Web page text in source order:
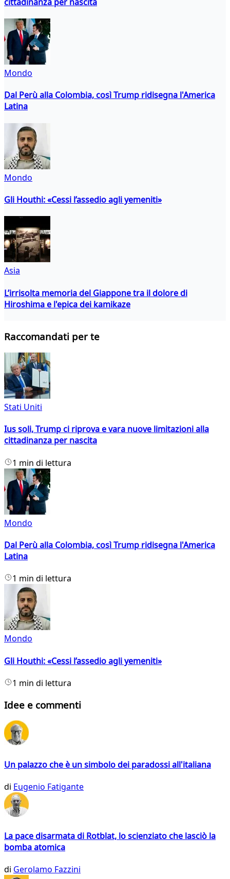
Mondo
Dal Perù alla Colombia, così Trump ridisegna l'America
Latina
Mondo
Gli Houthi: «Cessi l’assedio agli yemeniti»
Asia
L’irrisolta memoria del Giappone tra il dolore di
Hiroshima e l'epica dei kamikaze
Raccomandati per te
Stati Uniti
Ius soli, Trump ci riprova e vara nuove limitazioni alla
cittadinanza per nascita
1 min di lettura
Mondo
Dal Perù alla Colombia, così Trump ridisegna l'America
Latina
1 min di lettura
Mondo
Gli Houthi: «Cessi l’assedio agli yemeniti»
1 min di lettura
Idee e commenti
Un palazzo che è un simbolo dei paradossi all'italiana
di Eugenio Fatigante
La pace disarmata di Rotblat, lo scienziato che lasciò la
bomba atomica
di Gerolamo Fazzini